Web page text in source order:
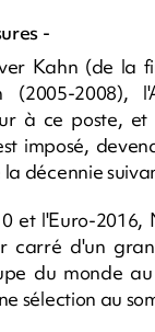
-
Kahn (de la
2008),
à ce poste, et
imposé,
décennie
et l'Euro-2016,
carré d'un
du monde
sélection au